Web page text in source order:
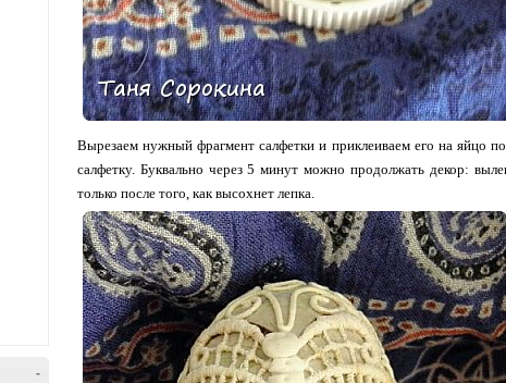
-
Вырезаем нужный фрагмент салфетки и приклеиваем его на яйцо
салфетку. Буквально через 5 минут можно продолжать декор:
только после того, как высохнет лепка.